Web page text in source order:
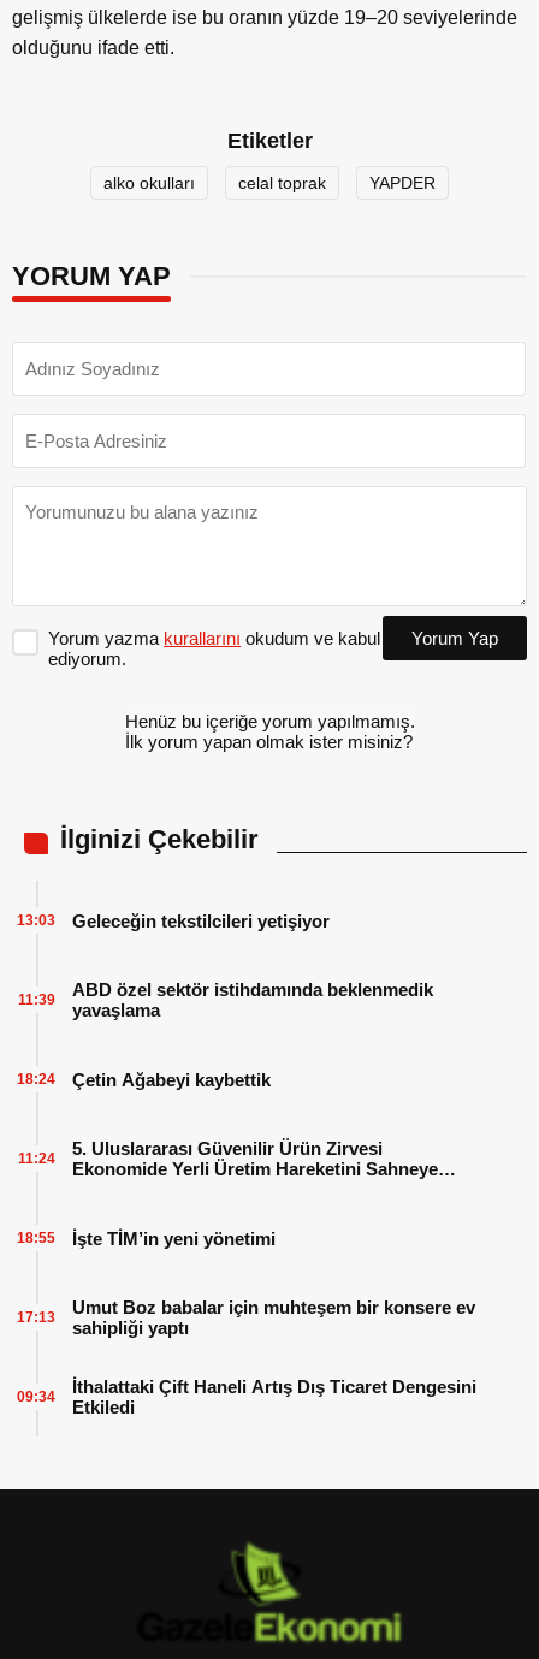
gelişmiş ülkelerde ise bu oranın yüzde 19–20 seviyelerinde
olduğunu ifade etti.
Etiketler
alko okulları celal toprak YAPDER
YORUM YAP
Yorum yazma kurallarını okudum ve kabul
ediyorum.
Yorum Yap
Henüz bu içeriğe yorum yapılmamış.
İlk yorum yapan olmak ister misiniz?
İlginizi Çekebilir
Geleceğin tekstilcileri yetişiyor
13:03
ABD özel sektör istihdamında beklenmedik
yavaşlama
11:39
Çetin Ağabeyi kaybettik
18:24
5. Uluslararası Güvenilir Ürün Zirvesi
Ekonomide Yerli Üretim Hareketini Sahneye
11:24
İşte TİM’in yeni yönetimi
18:55
Umut Boz babalar için muhteşem bir konsere ev
sahipliği yaptı
17:13
İthalattaki Çift Haneli Artış Dış Ticaret Dengesini
Etkiledi
09:34